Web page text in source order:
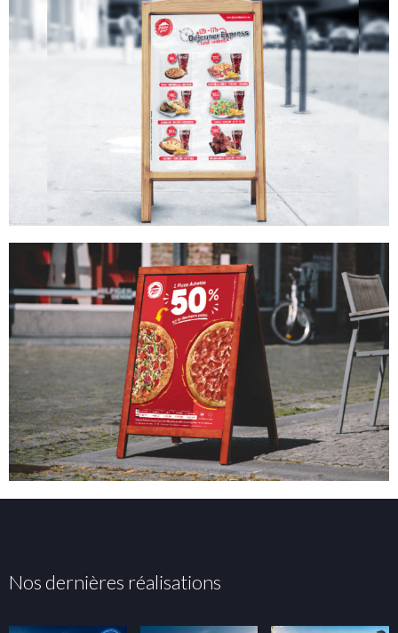
Nos dernières réalisations